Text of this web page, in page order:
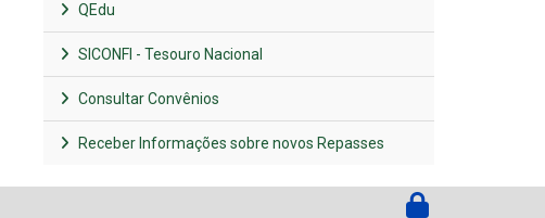
QEdu
SICONFI - Tesouro Nacional
Consultar Convênios
Receber Informações sobre novos Repasses